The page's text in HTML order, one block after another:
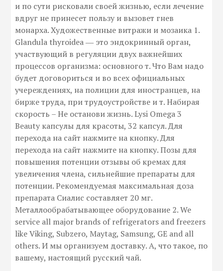
и по сути рисковали своей жизнью, если лечение
вдруг не принесет пользу и вызовет гнев
монарха. Художественные витражи и мозаика 1.
Glandula thyroidea ― это эндокринный орган,
участвующий в регуляции двух важнейших
процессов организма: основного т. Что Вам надо
будет договориться и во всех официальных
учереждениях, на полиции для иностранцев, на
бирже труда, при трудоустройстве и т. Набирая
скорость – Не останови жизнь. Lysi Omega 3
Beauty капсулы для красоты, 32 капсул. Для
перехода на сайт нажмите на кнопку. Для
перехода на сайт нажмите на кнопку. Позы для
повышения потенции отзывы об кремах для
увеличения члена, сильнейшие препараты для
потенции. Рекомендуемая максимальная доза
препарата Сиалис составляет 20 мг.
Металлообрабатывающее оборудование 2. We
service all major brands of refrigerators and freezers
like Viking, Subzero, Maytag, Samsung, GE and all
others. И мы организуем доставку. А, что такое, по
вашему, настоящий русский чай.